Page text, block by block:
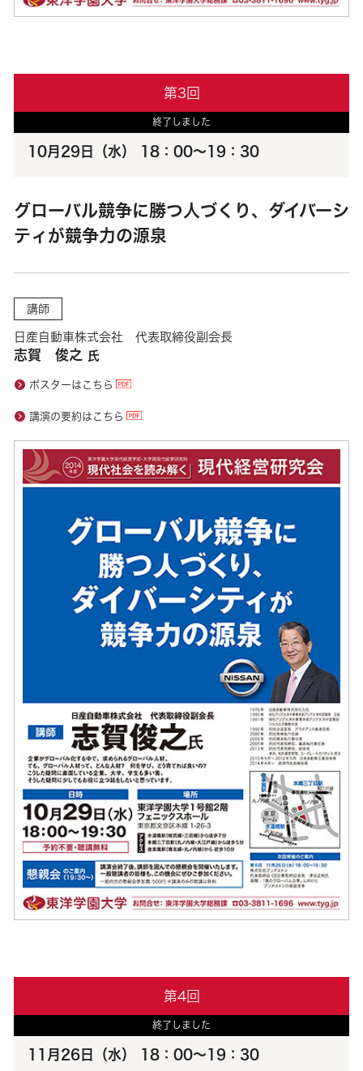
第3回
終了しました
10月29日（水） 18：00～19：30
グローバル競争に勝つ人づくり、ダイバーシ
ティが競争力の源泉
講師
日産自動車株式会社 代表取締役副会長
志賀 俊之 氏
ポスターはこちら
講演の要約はこちら
第4回
終了しました
11月26日（水） 18：00～19：30